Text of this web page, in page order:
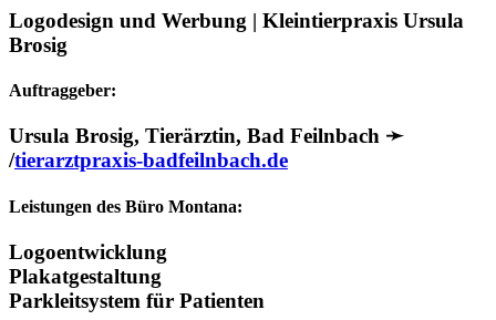
Logodesign und Werbung | Kleintierpraxis Ursula
Brosig
Auftraggeber:
Ursula Brosig, Tierärztin, Bad Feilnbach ➛
/tierarztpraxis-badfeilnbach.de
Leistungen des Büro Montana:
Logoentwicklung
Plakatgestaltung
Parkleitsystem für Patienten